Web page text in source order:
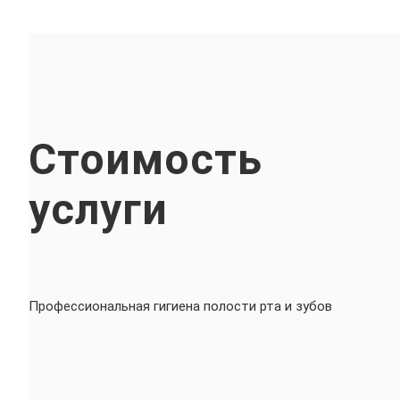
Стоимость
услуги
Профессиональная гигиена полости рта и зубов